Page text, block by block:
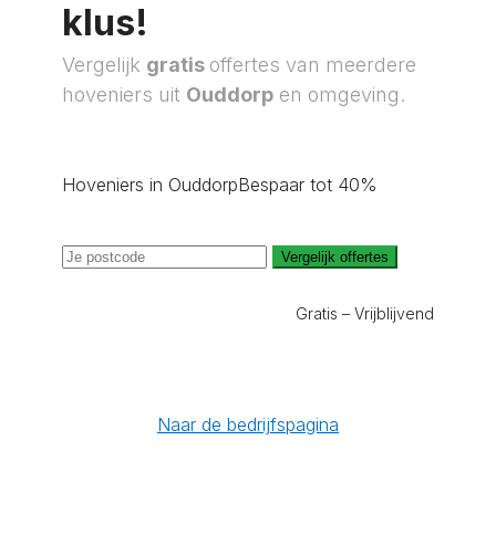
klus!
Vergelijk gratis offertes van meerdere
hoveniers uit Ouddorp en omgeving.
Hoveniers in OuddorpBespaar tot 40%
Vergelijk offertes
Gratis – Vrijblijvend
Naar de bedrijfspagina